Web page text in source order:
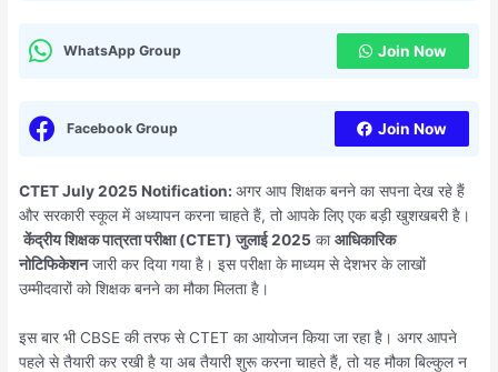
WhatsApp Group Join Now
Facebook Group Join Now
CTET July 2025 Notification:अगर आप शिक्षक बनने का सपना देख रहे हैं
और सरकारी स्कूल में अध्यापन करना चाहते हैं, तो आपके लिए एक बड़ी खुशखबरी है।
केंद्रीय शिक्षक पात्रता परीक्षा (CTET) जुलाई 2025 काआधिकारिक
नोटिफिकेशनजारी कर दिया गया है। इस परीक्षा के माध्यम से देशभर के लाखों
उम्मीदवारों को शिक्षक बनने का मौका मिलता है।
इस बार भी CBSE की तरफ से CTET का आयोजन किया जा रहा है। अगर आपने
पहले से तैयारी कर रखी है या अब तैयारी शुरू करना चाहते हैं, तो यह मौका बिल्कुल न